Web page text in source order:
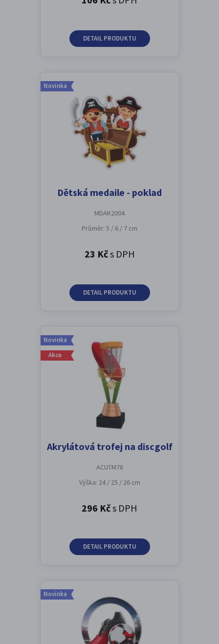
DETAIL PRODUKTU
Novinka
Dětská medaile - poklad
MDAK2004
Průměr: 5 / 6 / 7 cm
23 Kčs DPH
DETAIL PRODUKTU
Novinka
Akce
Akrylátová trofej na discgolf
ACUTM78
Výška: 24 / 25 / 26 cm
296 Kčs DPH
DETAIL PRODUKTU
Novinka